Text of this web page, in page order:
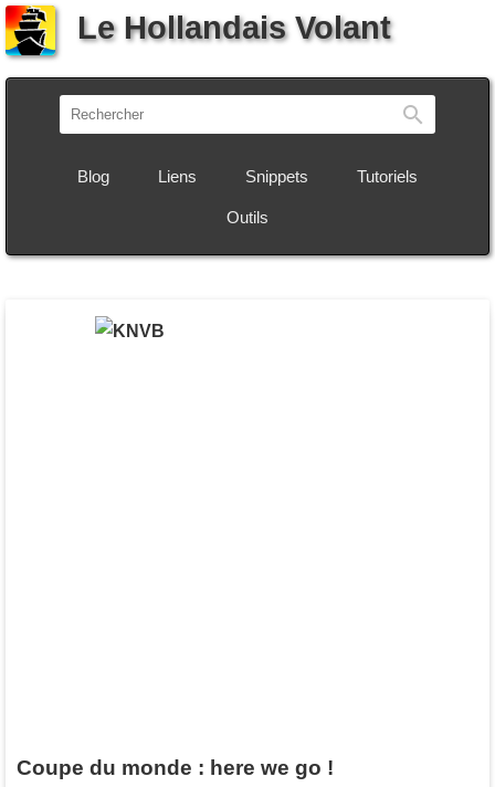
Le Hollandais Volant
Blog Liens Snippets Tutoriels
Outils
Coupe du monde : here we go !